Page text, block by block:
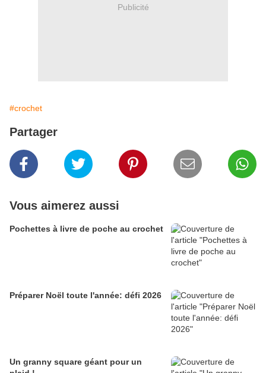
Publicité
#crochet
Partager
Vous aimerez aussi
Pochettes à livre de poche au crochet
Préparer Noël toute l'année: défi 2026
Un granny square géant pour un